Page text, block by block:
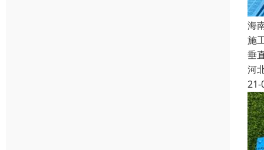
海
施
垂
河
21-